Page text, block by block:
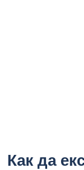
Как да